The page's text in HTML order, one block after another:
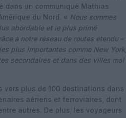
dans un communiqué Mathias
du Nord. « Nous sommes
abordable et le plus primé
à notre réseau de routes étendu –
plus importantes comme New York,
secondaires et dans des villes mal
vers plus de 100 destinations dans
aériens et ferroviaires, dont
autres. De plus, les voyageurs
de Condor avecJetBlue. «Nous